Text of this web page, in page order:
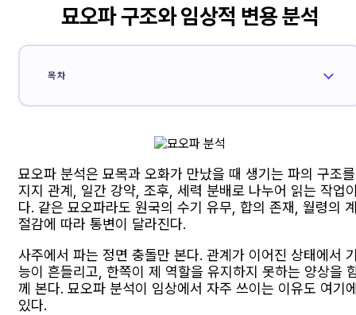
묘오파 구조와 임상적 변용 분석
목차
묘오파 분석은 묘목과 오화가 만났을 때 생기는 파의 구조를
지지 관계, 일간 강약, 조후, 세력 분배로 나누어 읽는 작업
다. 같은 묘오파라도 원국의 수기 유무, 합의 존재, 월령의
절감에 따라 통변이 달라진다.
사주에서 파는 정면 충돌만 본다. 관계가 이어진 상태에서
능이 흔들리고, 한쪽이 제 역할을 유지하지 못하는 양상을
께 본다. 묘오파 분석이 임상에서 자주 쓰이는 이유도 여기
있다.